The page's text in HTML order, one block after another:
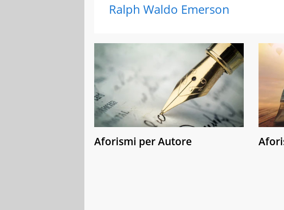
Ralph Waldo Emerson
Aforismi per Autore